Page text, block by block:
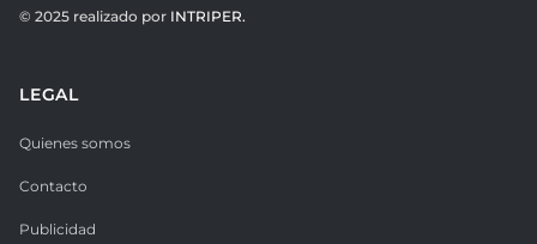
© 2025 realizado por INTRIPER.
LEGAL
Quienes somos
Contacto
Publicidad